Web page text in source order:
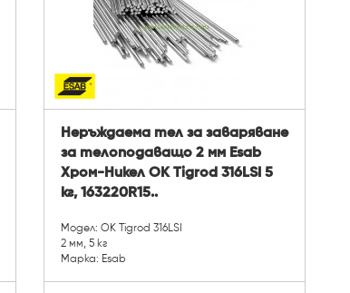
Неръждаема тел за заваряване
за телоподаващо 2 мм Esab
Хром-Никел OK Tigrod 316LSI 5
кг, 163220R15..
Модел: OK Tigrod 316LSI
2 мм, 5 кг
Марка: Esab